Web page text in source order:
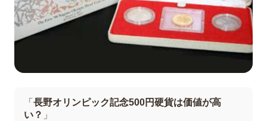
「 長野オリンピック記念500円硬貨は価値が高
い？ 」